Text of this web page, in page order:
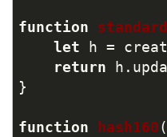
function
let h =
return
}
function hash160(